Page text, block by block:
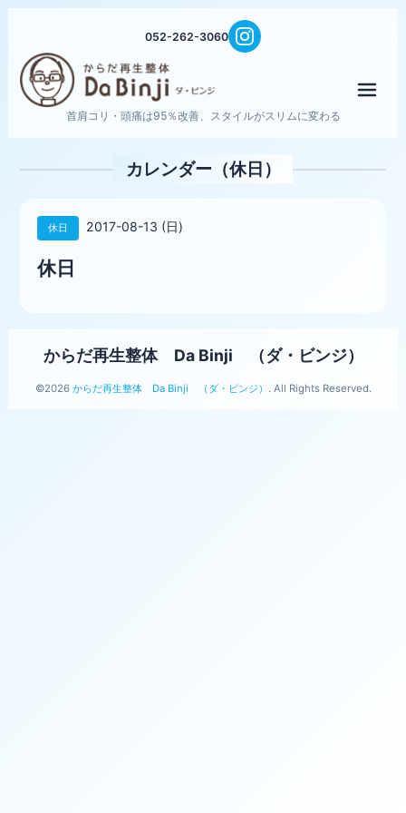
052-262-3060
首肩コリ・頭痛は95％改善、スタイルがスリムに変わる
カレンダー（休日）
休日 2017-08-13 (日)
休日
からだ再生整体 Da Binji （ダ・ビンジ）
©2026 からだ再生整体 Da Binji （ダ・ビンジ） . All Rights Reserved.